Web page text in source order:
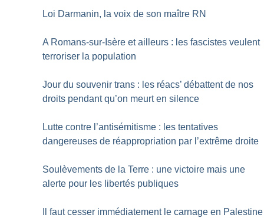
Loi Darmanin, la voix de son maître RN
A Romans-sur-Isère et ailleurs : les fascistes veulent
terroriser la population
Jour du souvenir trans : les réacs’ débattent de nos
droits pendant qu’on meurt en silence
Lutte contre l’antisémitisme : les tentatives
dangereuses de réappropriation par l’extrême droite
Soulèvements de la Terre : une victoire mais une
alerte pour les libertés publiques
Il faut cesser immédiatement le carnage en Palestine